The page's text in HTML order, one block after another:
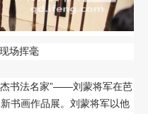
场挥毫
书法名家”——刘蒙将军在芭
书画作品展。刘蒙将军以他